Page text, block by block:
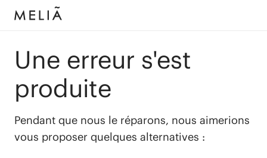
Une erreur s'est
produite
Pendant que nous le réparons, nous aimerions
vous proposer quelques alternatives :